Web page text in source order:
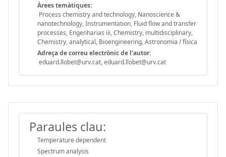
Àrees temàtiques:
Process chemistry and technology, Nanoscience &
nanotechnology, Instrumentation, Fluid flow and transfer
processes, Engenharias iii, Chemistry, multidisciplinary,
Chemistry, analytical, Bioengineering, Astronomia / física
Adreça de correu electrònic de l'autor:
eduard.llobet@urv.cat, eduard.llobet@urv.cat
Paraules clau:
Temperature dependent
Spectrum analysis